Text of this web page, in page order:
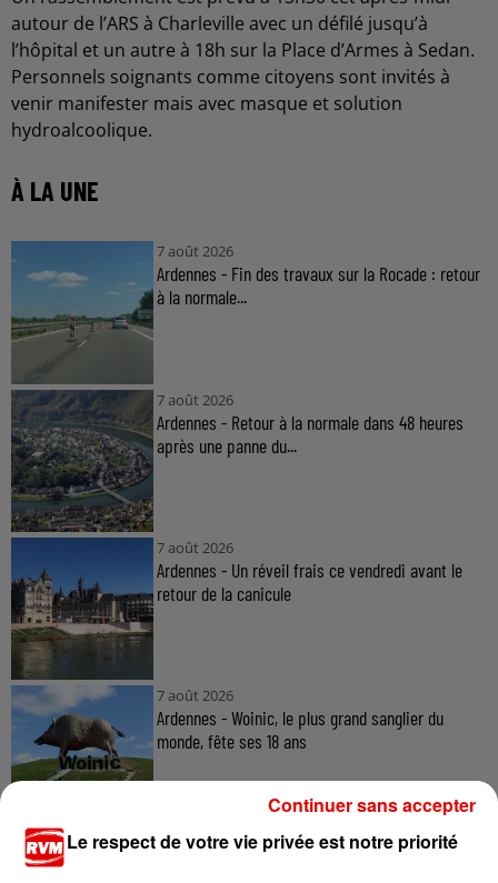
autour de l’ARS à Charleville avec un défilé jusqu’à
l’hôpital et un autre à 18h sur la Place d’Armes à Sedan.
Personnels soignants comme citoyens sont invités à
venir manifester mais avec masque et solution
hydroalcoolique.
À LA UNE
7 août 2026
Ardennes - Fin des travaux sur la Rocade : retour
à la normale...
7 août 2026
Ardennes - Retour à la normale dans 48 heures
après une panne du...
7 août 2026
Ardennes - Un réveil frais ce vendredi avant le
retour de la canicule
7 août 2026
Ardennes - Woinic, le plus grand sanglier du
monde, fête ses 18 ans
Le respect de votre vie privée est notre priorité
Continuer sans accepter